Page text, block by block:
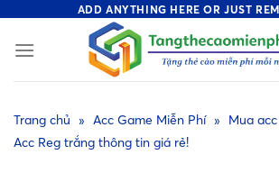
content
ADD ANYTHING HERE OR JUST
Trang chủ » Acc Game Miễn Phí »
Mua
Acc Reg trắng thông tin giá rẻ!